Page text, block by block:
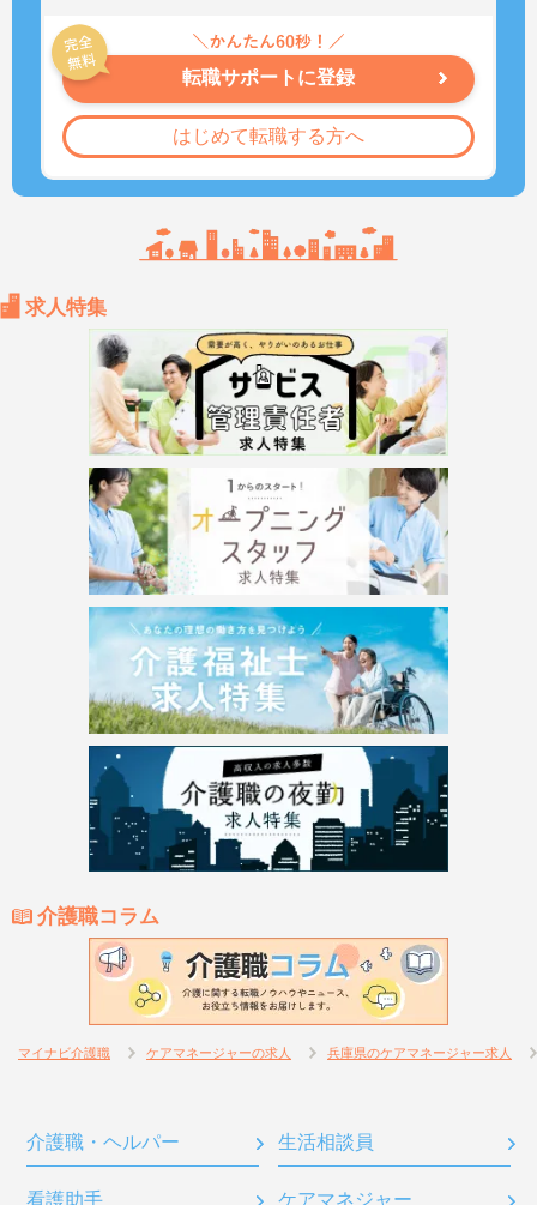
転職サポートに登録
はじめて転職する方へ
求人特集
介護職コラム
マイナビ介護職 ケアマネージャーの求人 兵庫県のケアマネージャー求人
介護職・ヘルパー 生活相談員
看護助手 ケアマネジャー